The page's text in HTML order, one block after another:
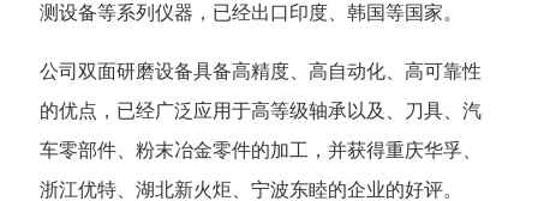
测设备等系列仪器，已经出口印度、韩国等国家。
公司双面研磨设备具备高精度、高自动化、高可靠性
的优点，已经广泛应用于高等级轴承以及、刀具、汽
车零部件、粉末冶金零件的加工，并获得重庆华孚、
浙江优特、湖北新火炬、宁波东睦的企业的好评。